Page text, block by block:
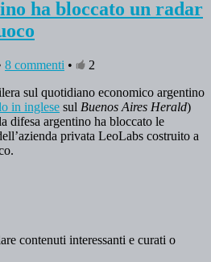
ha bloccato un radar
8 commenti •
2
sul quotidiano economico argentino
in inglese sul Buenos Aires Herald)
difesa argentino ha bloccato le
privata LeoLabs costruito a
contenuti interessanti e curati o